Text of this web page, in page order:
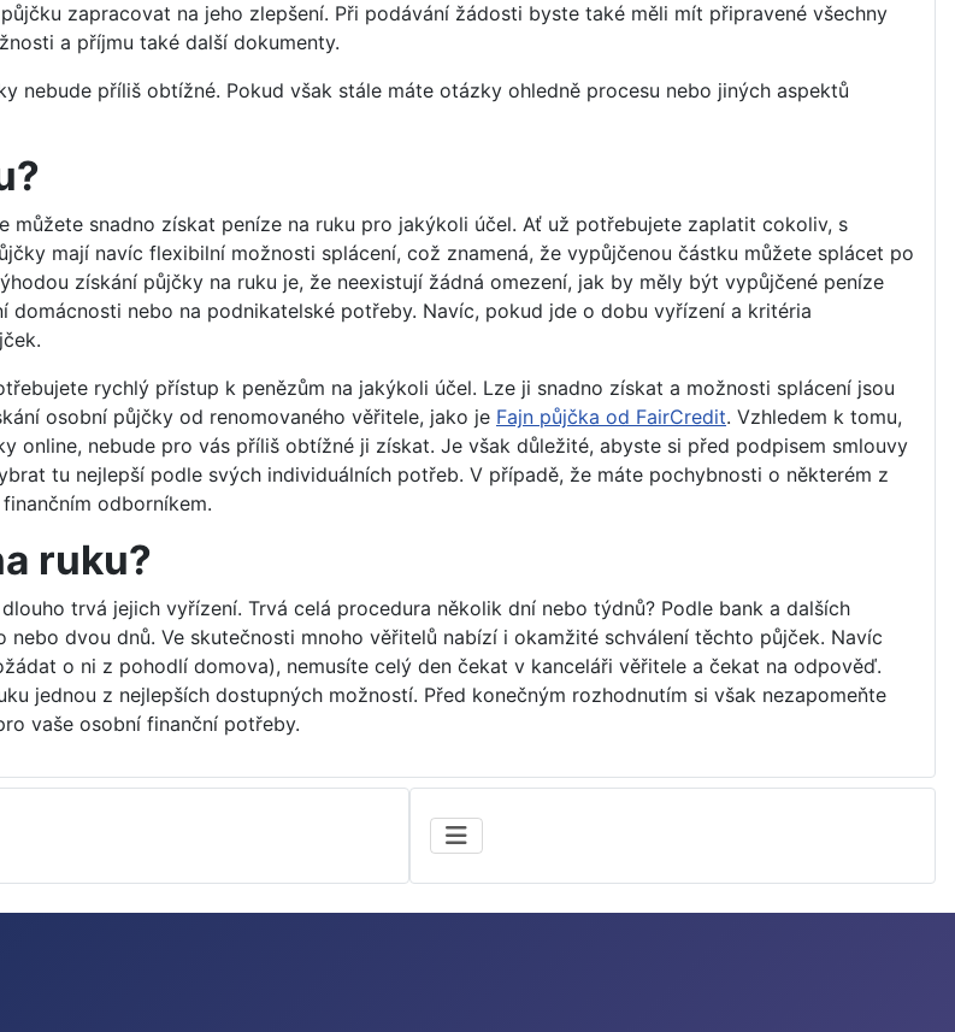
zapracovat na jeho zlepšení. Při podávání žádosti byste také měli mít připravené všechny
a příjmu také další dokumenty.
nebude příliš obtížné. Pokud však stále máte otázky ohledně procesu nebo jiných aspektů
můžete snadno získat peníze na ruku pro jakýkoli účel. Ať už potřebujete zaplatit cokoliv, s
mají navíc flexibilní možnosti splácení, což znamená, že vypůjčenou částku můžete splácet po
získání půjčky na ruku je, že neexistují žádná omezení, jak by měly být vypůjčené peníze
nebo na podnikatelské potřeby. Navíc, pokud jde o dobu vyřízení a kritéria
rychlý přístup k penězům na jakýkoli účel. Lze ji snadno získat a možnosti splácení jsou
osobní půjčky od renomovaného věřitele, jako je Fajn půjčka od FairCredit. Vzhledem k tomu,
online, nebude pro vás příliš obtížné ji získat. Je však důležité, abyste si před podpisem smlouvy
tu nejlepší podle svých individuálních potřeb. V případě, že máte pochybnosti o některém z
odborníkem.
ruku?
trvá jejich vyřízení. Trvá celá procedura několik dní nebo týdnů? Podle bank a dalších
dvou dnů. Ve skutečnosti mnoho věřitelů nabízí i okamžité schválení těchto půjček. Navíc
o ni z pohodlí domova), nemusíte celý den čekat v kanceláři věřitele a čekat na odpověď.
jednou z nejlepších dostupných možností. Před konečným rozhodnutím si však nezapomeňte
vaše osobní finanční potřeby.